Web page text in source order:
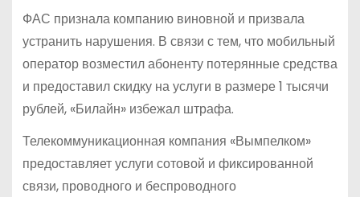
ФАС признала компанию виновной и призвала
устранить нарушения. В связи с тем, что мобильный
оператор возместил абоненту потерянные средства
и предоставил скидку на услуги в размере 1 тысячи
рублей, «Билайн» избежал штрафа.
Телекоммуникационная компания «Вымпелком»
предоставляет услуги сотовой и фиксированной
связи, проводного и беспроводного